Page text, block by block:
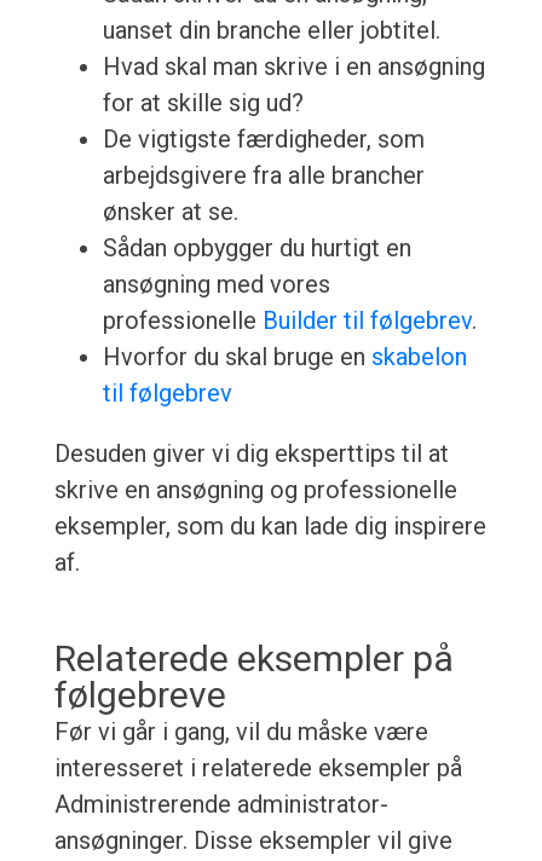
uanset din branche eller jobtitel.
Hvad skal man skrive i en ansøgning
for at skille sig ud?
De vigtigste færdigheder, som
arbejdsgivere fra alle brancher
ønsker at se.
Sådan opbygger du hurtigt en
ansøgning med vores
professionelle Builder til følgebrev.
Hvorfor du skal bruge en skabelon
til følgebrev
Desuden giver vi dig eksperttips til at
skrive en ansøgning og professionelle
eksempler, som du kan lade dig inspirere
af.
Relaterede eksempler på
følgebreve
Før vi går i gang, vil du måske være
interesseret i relaterede eksempler på
Administrerende administrator-
ansøgninger. Disse eksempler vil give